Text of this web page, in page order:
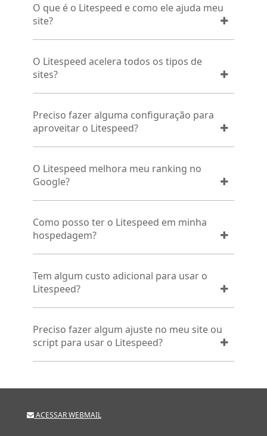
O que é o Litespeed e como ele ajuda meu
site?
O Litespeed acelera todos os tipos de
sites?
Preciso fazer alguma configuração para
aproveitar o Litespeed?
O Litespeed melhora meu ranking no
Google?
Como posso ter o Litespeed em minha
hospedagem?
Tem algum custo adicional para usar o
Litespeed?
Preciso fazer algum ajuste no meu site ou
script para usar o Litespeed?
ACESSAR WEBMAIL